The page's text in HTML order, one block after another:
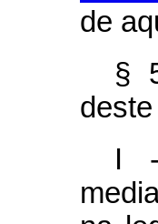
de
§
I -